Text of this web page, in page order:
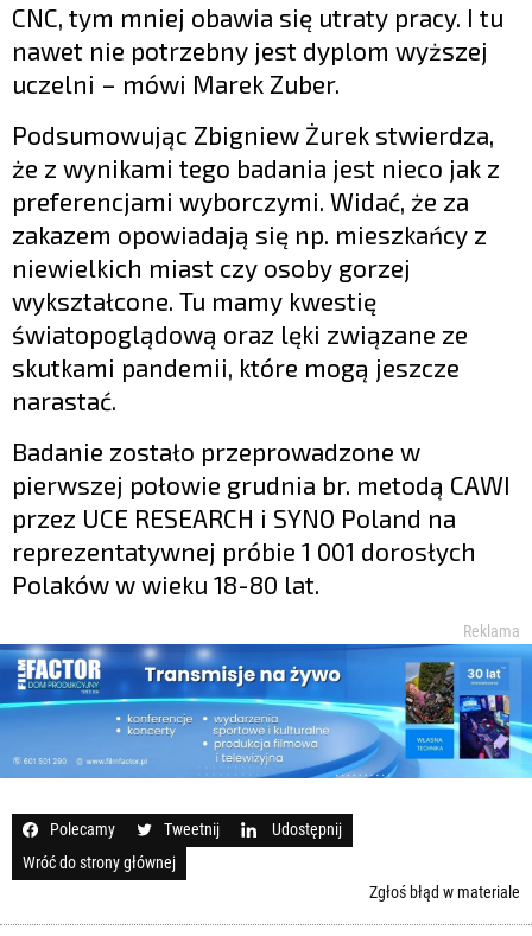
CNC, tym mniej obawia się utraty pracy. I tu
nawet nie potrzebny jest dyplom wyższej
uczelni – mówi Marek Zuber.
Podsumowując Zbigniew Żurek stwierdza,
że z wynikami tego badania jest nieco jak z
preferencjami wyborczymi. Widać, że za
zakazem opowiadają się np. mieszkańcy z
niewielkich miast czy osoby gorzej
wykształcone. Tu mamy kwestię
światopoglądową oraz lęki związane ze
skutkami pandemii, które mogą jeszcze
narastać.
Badanie zostało przeprowadzone w
pierwszej połowie grudnia br. metodą CAWI
przez UCE RESEARCH i SYNO Poland na
reprezentatywnej próbie 1 001 dorosłych
Polaków w wieku 18-80 lat.
Reklama
Polecamy Tweetnij
Udostępnij
Wróć do strony głównej
Zgłoś błąd w materiale